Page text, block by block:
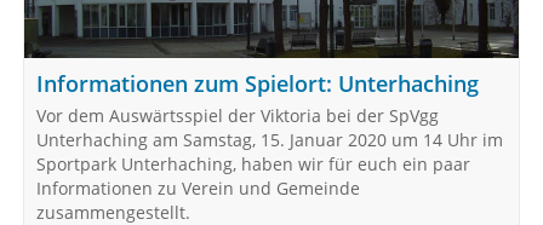
Informationen zum Spielort: Unterhaching
Vor dem Auswärtsspiel der Viktoria bei der SpVgg
Unterhaching am Samstag, 15. Januar 2020 um 14 Uhr im
Sportpark Unterhaching, haben wir für euch ein paar
Informationen zu Verein und Gemeinde
zusammengestellt.